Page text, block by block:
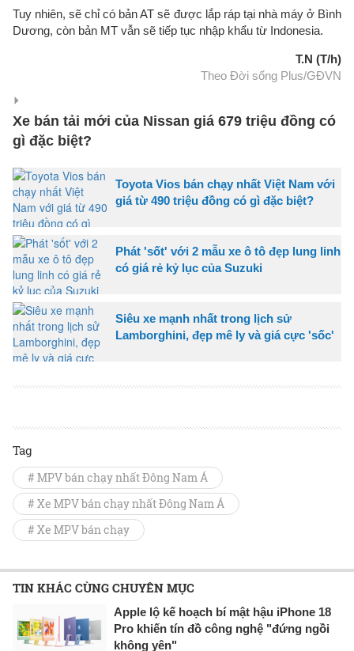
Tuy nhiên, sẽ chỉ có bản AT sẽ được lắp ráp tại nhà máy ở Bình
Dương, còn bản MT vẫn sẽ tiếp tục nhập khẩu từ Indonesia.
T.N (T/h)
Theo Đời sống Plus/GĐVN
Xe bán tải mới của Nissan giá 679 triệu đồng có
gì đặc biệt?
Toyota Vios bán chạy nhất Việt Nam với
giá từ 490 triệu đồng có gì đặc biệt?
Phát 'sốt' với 2 mẫu xe ô tô đẹp lung linh
có giá rẻ kỷ lục của Suzuki
Siêu xe mạnh nhất trong lịch sử
Lamborghini, đẹp mê ly và giá cực 'sốc'
Tag
# MPV bán chạy nhất Đông Nam Á
# Xe MPV bán chạy nhất Đông Nam Á
# Xe MPV bán chạy
TIN KHÁC CÙNG CHUYÊN MỤC
Apple lộ kế hoạch bí mật hậu iPhone 18
Pro khiến tín đồ công nghệ "đứng ngồi
không yên"